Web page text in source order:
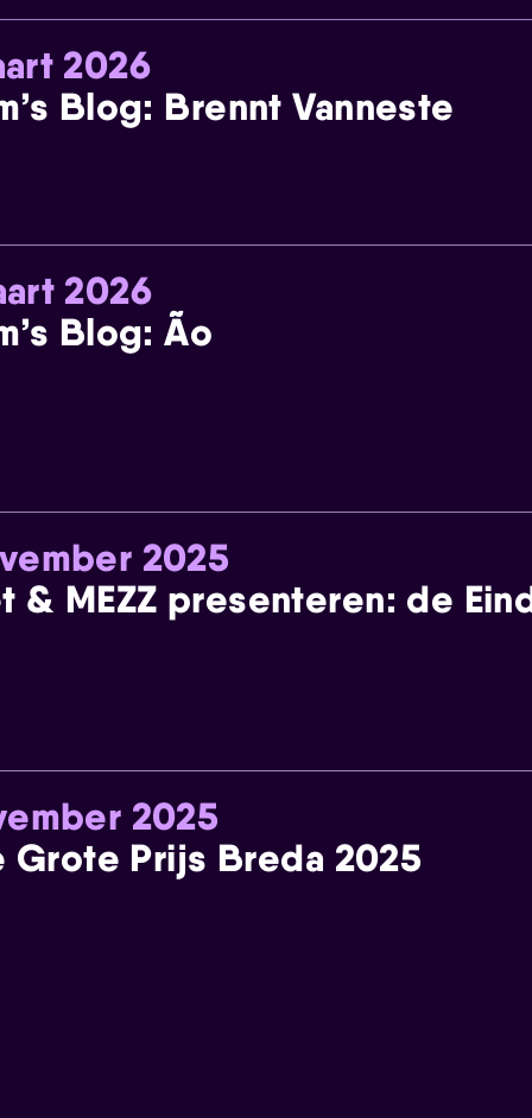
2026
Blog: Brennt Vanneste
2026
Blog: Ão
2025
& MEZZ presenteren: de
2025
Grote Prijs Breda 2025